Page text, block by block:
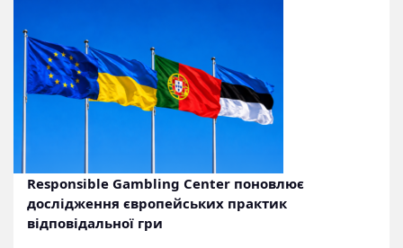
Responsible Gambling Center поновлює
дослідження європейських практик
відповідальної гри